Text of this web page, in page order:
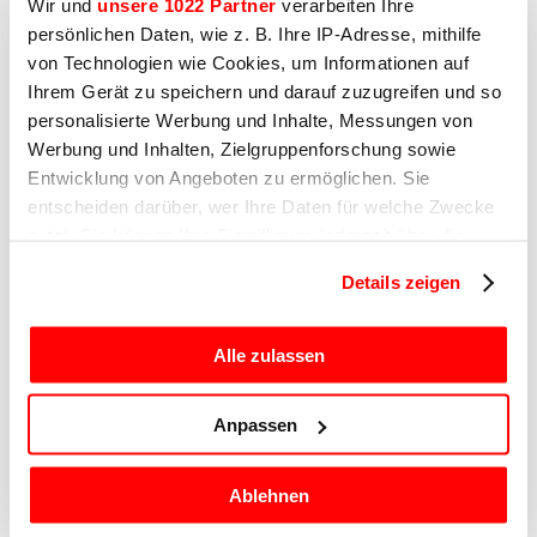
Wir und unsere 1022 Partner verarbeiten Ihre
persönlichen Daten, wie z. B. Ihre IP-Adresse, mithilfe
von Technologien wie Cookies, um Informationen auf
Ihrem Gerät zu speichern und darauf zuzugreifen und so
personalisierte Werbung und Inhalte, Messungen von
Werbung und Inhalten, Zielgruppenforschung sowie
Entwicklung von Angeboten zu ermöglichen. Sie
entscheiden darüber, wer Ihre Daten für welche Zwecke
Trigger Symbol ändern oder widerrufen
Wenn Sie es erlauben, würden wir auch gerne:
Informationen über Ihre geografische Lage
Ihr Gerät durch aktives Scannen nach
bestimmten Merkmalen (Fingerprinting) identifizieren
Details zeigen
Alle zulassen
Anpassen
Ablehnen
31. MÄRZ 2023
Kaufratgeber: So finden Sie die
beste Aufschnittmaschine für
Entdecken Sie alle Kriterien, um die beste
Aufschnittmaschine für Ihren Betrieb zu
wählen.
Andere Produkte, die Sie
interessieren könnten